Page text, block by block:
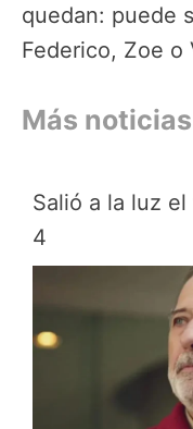
quedan: puede
Federico, Zoe o
Más noticias
Salió a la luz
4